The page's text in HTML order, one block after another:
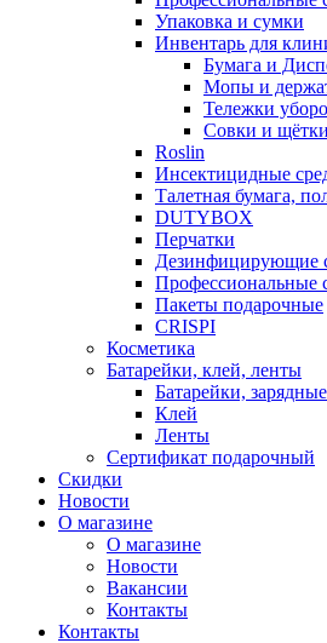
Упаковка и сумки
Инвентарь для
Бумага и
Мопы и
Тележки
Совки и щётки
Roslin
Инсектицидные
Талетная бумага,
DUTYBOX
Перчатки
Дезинфицирующие
Профессиональные
Пакеты подарочные
CRISPI
Косметика
Батарейки, клей, ленты
Батарейки,
Клей
Ленты
Сертификат подарочный
Скидки
Новости
О магазине
О магазине
Новости
Вакансии
Контакты
Контакты